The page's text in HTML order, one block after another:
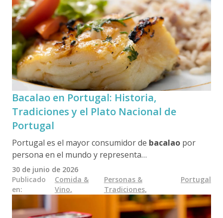
Bacalao en Portugal: Historia,
Tradiciones y el Plato Nacional de
Portugal
Portugal es el mayor consumidor de bacalao por
persona en el mundo y representa
aproximadamente el
pesar de contar con una población de poco más de
10 millones de habitantesy de no tener bacalao en
sus aguas. El bacalao está profundamente ligado a la
identidad y la cultura portuguesas, ocupando un
30 de junio de 2026
Publicado
en:
Comida &
Vino,
Personas &
Tradiciones,
Portugal